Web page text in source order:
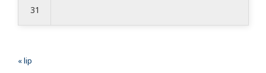
31
« lip